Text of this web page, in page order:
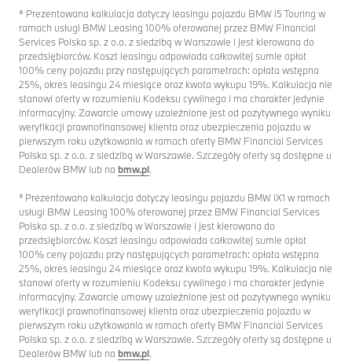
⁸ Prezentowana kalkulacja dotyczy leasingu pojazdu BMW i5 Touring w
ramach usługi BMW Leasing 100% oferowanej przez BMW Financial
Services Polska sp. z o.o. z siedzibą w Warszawie i jest kierowana do
przedsiębiorców. Koszt leasingu odpowiada całkowitej sumie opłat
100% ceny pojazdu przy następujących parametrach: opłata wstępna
25%, okres leasingu 24 miesiące oraz kwota wykupu 19%. Kalkulacja nie
stanowi oferty w rozumieniu Kodeksu cywilnego i ma charakter jedynie
informacyjny. Zawarcie umowy uzależnione jest od pozytywnego wyniku
weryfikacji prawnofinansowej klienta oraz ubezpieczenia pojazdu w
pierwszym roku użytkowania w ramach oferty BMW Financial Services
Polska sp. z o.o. z siedzibą w Warszawie. Szczegóły oferty są dostępne u
Dealerów BMW lub na bmw.pl.
⁹ Prezentowana kalkulacja dotyczy leasingu pojazdu BMW iX1 w ramach
usługi BMW Leasing 100% oferowanej przez BMW Financial Services
Polska sp. z o.o. z siedzibą w Warszawie i jest kierowana do
przedsiębiorców. Koszt leasingu odpowiada całkowitej sumie opłat
100% ceny pojazdu przy następujących parametrach: opłata wstępna
25%, okres leasingu 24 miesiące oraz kwota wykupu 19%. Kalkulacja nie
stanowi oferty w rozumieniu Kodeksu cywilnego i ma charakter jedynie
informacyjny. Zawarcie umowy uzależnione jest od pozytywnego wyniku
weryfikacji prawnofinansowej klienta oraz ubezpieczenia pojazdu w
pierwszym roku użytkowania w ramach oferty BMW Financial Services
Polska sp. z o.o. z siedzibą w Warszawie. Szczegóły oferty są dostępne u
Dealerów BMW lub na bmw.pl.